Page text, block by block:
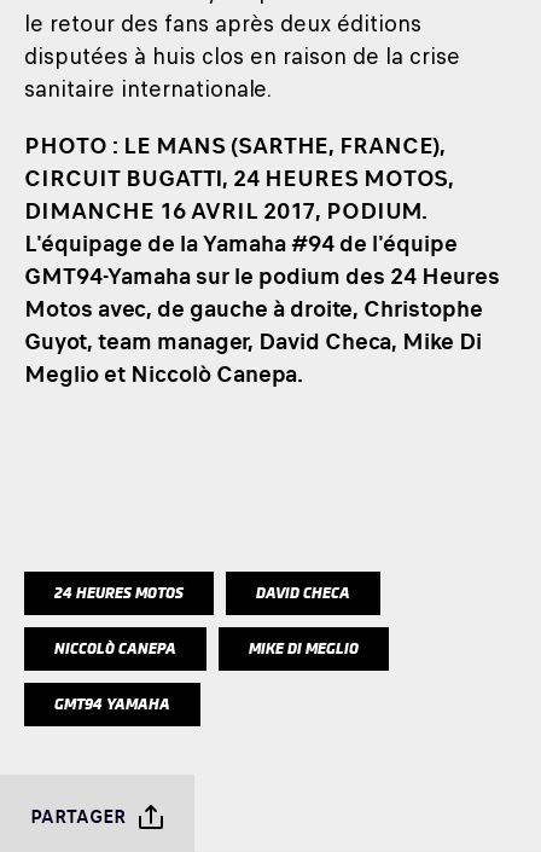
le retour des fans après deux éditions
disputées à huis clos en raison de la crise
sanitaire internationale.
PHOTO : LE MANS (SARTHE, FRANCE),
CIRCUIT BUGATTI, 24 HEURES MOTOS,
DIMANCHE 16 AVRIL 2017, PODIUM.
L'équipage de la Yamaha #94 de l'équipe
GMT94-Yamaha sur le podium des 24 Heures
Motos avec, de gauche à droite, Christophe
Guyot, team manager, David Checa, Mike Di
Meglio et Niccolò Canepa.
24 HEURES MOTOS DAVID CHECA
NICCOLÒ CANEPA MIKE DI MEGLIO
GMT94 YAMAHA
PARTAGER